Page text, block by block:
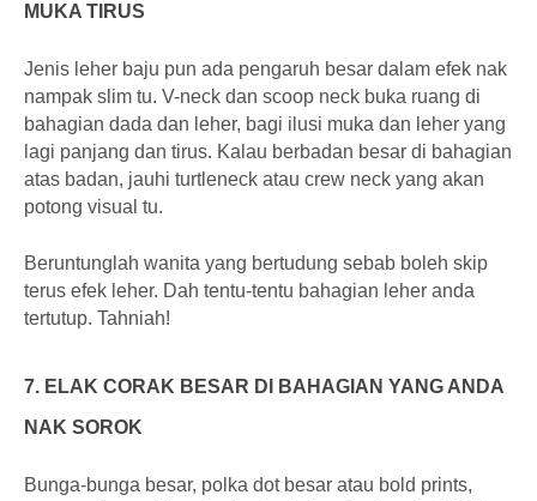
MUKA TIRUS
Jenis leher baju pun ada pengaruh besar dalam efek nak
nampak slim tu. V-neck dan scoop neck buka ruang di
bahagian dada dan leher, bagi ilusi muka dan leher yang
lagi panjang dan tirus. Kalau berbadan besar di bahagian
atas badan, jauhi turtleneck atau crew neck yang akan
potong visual tu.
Beruntunglah wanita yang bertudung sebab boleh skip
terus efek leher. Dah tentu-tentu bahagian leher anda
tertutup. Tahniah!
7. ELAK CORAK BESAR DI BAHAGIAN YANG ANDA
NAK SOROK
Bunga-bunga besar, polka dot besar atau bold prints,